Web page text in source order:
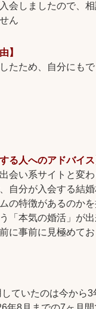
会しましたので、
ん
】
たため、自分にも
る人へのアドバイス
会い系サイトと変
自分が入会する結
の特徴があるのか
「本気の婚活」が
に事前に見極めて
ていたのは今から3